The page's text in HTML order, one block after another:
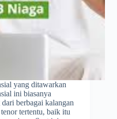
yang ditawarkan
ini biasanya
berbagai kalangan
tertentu, baik itu